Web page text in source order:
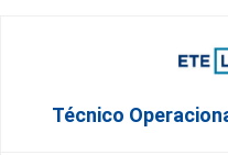
Técnico